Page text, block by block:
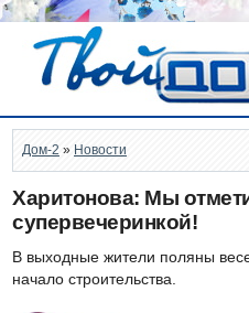
Дом-2 » Новости
Харитонова: Мы
супервечеринкой!
В выходные жители поляны
начало строительства.